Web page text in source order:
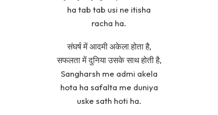
ha tab tab usi ne itisha
racha ha.
संघर्ष में आदमी अकेला होता है,
सफलता में दुनिया उसके साथ होती है,
Sangharsh me admi akela
hota ha safalta me duniya
uske sath hoti ha.